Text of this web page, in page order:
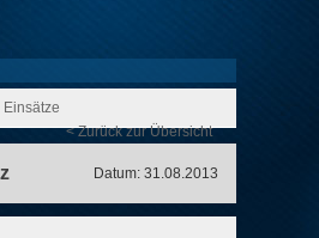
Einsätze
< Zurück zur Übersicht
Datum: 31.08.2013